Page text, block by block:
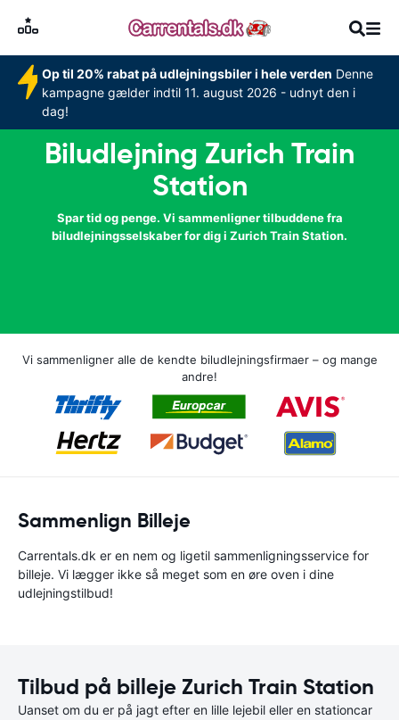
Op til 20% rabat på udlejningsbiler i hele verden Denne
kampagne gælder indtil 11. august 2026 - udnyt den i
dag!
Biludlejning Zurich Train
Station
Spar tid og penge. Vi sammenligner tilbuddene fra
biludlejningsselskaber for dig i Zurich Train Station.
Vi sammenligner alle de kendte biludlejningsfirmaer – og mange
andre!
Sammenlign Billeje
Carrentals.dk er en nem og ligetil sammenligningsservice for
billeje. Vi lægger ikke så meget som en øre oven i dine
udlejningstilbud!
Tilbud på billeje Zurich Train Station
Uanset om du er på jagt efter en lille lejebil eller en stationcar